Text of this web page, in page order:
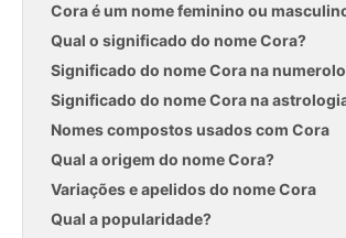
Cora é um nome feminino ou
Qual o significado do nome Cora?
Significado do nome Cora na
Significado do nome Cora na
Nomes compostos usados com Cora
Qual a origem do nome Cora?
Variações e apelidos do nome Cora
Qual a popularidade?